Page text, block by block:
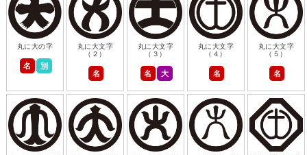
丸に大の字
名 別
丸に大文字
（２）
名
丸に大文字
（３）
名 大
丸に大文字
（４）
名
丸に大文字
（５）
名